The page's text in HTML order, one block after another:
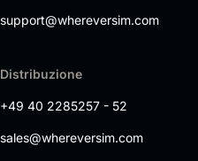
support@whereversim.com
Distribuzione
+49 40 2285257 - 52
sales@whereversim.com